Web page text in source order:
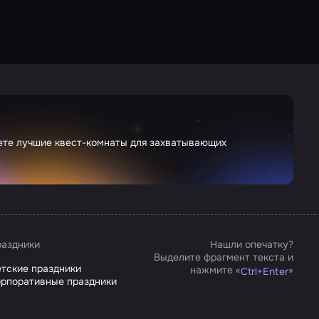
лучшие квест-комнаты для захватывающих
праздники
праздники
Нашли опечатку?
Выделите фрагмент текста и
нажмите «Ctrl+Enter»